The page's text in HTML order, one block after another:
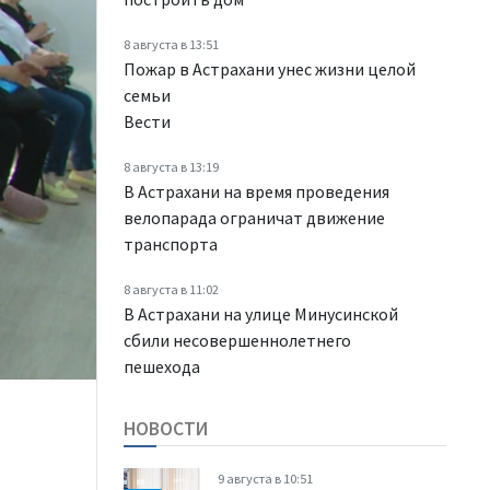
8 августа в 13:51
Пожар в Астрахани унес жизни целой
семьи
Вести
8 августа в 13:19
В Астрахани на время проведения
велопарада ограничат движение
транспорта
8 августа в 11:02
В Астрахани на улице Минусинской
сбили несовершеннолетнего
пешехода
НОВОСТИ
9 августа в 10:51